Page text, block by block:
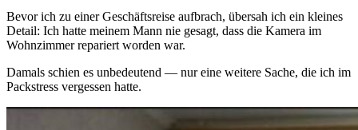
Bevor ich zu einer Geschäftsreise aufbrach, übersah ich ein kleines
Detail: Ich hatte meinem Mann nie gesagt, dass die Kamera im
Wohnzimmer repariert worden war.
Damals schien es unbedeutend — nur eine weitere Sache, die ich im
Packstress vergessen hatte.